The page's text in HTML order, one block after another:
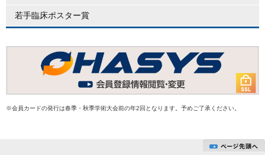
若手臨床ポスター賞
※会員カードの発行は春季・秋季学術大会前の年2回となります。予めご了承ください。